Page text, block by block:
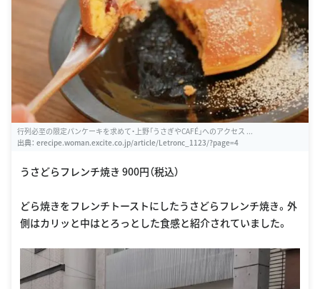
行列必至の限定パンケーキを求めて・上野「うさぎやCAFÉ」へのアクセス ...
出典： erecipe.woman.excite.co.jp/article/Letronc_1123/?page=4
うさどらフレンチ焼き 900円（税込）
どら焼きをフレンチトーストにしたうさどらフレンチ焼き。外
側はカリッと中はとろっとした食感と紹介されていました。